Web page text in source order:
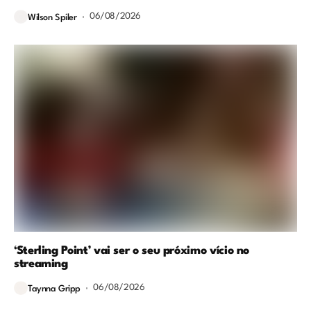
Wilson Spiler 06/08/2026
‘Sterling Point’ vai ser o seu próximo vício no
streaming
Taynna Gripp 06/08/2026